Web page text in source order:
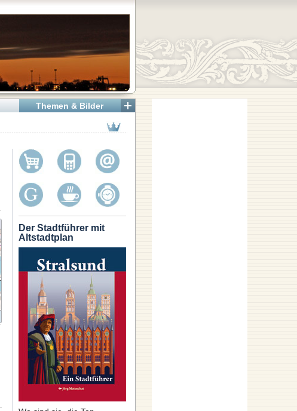
Themen & Bilder
Der Stadtführer mit
Altstadtplan